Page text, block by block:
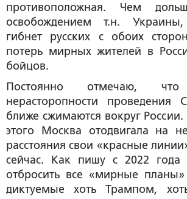
противоположная. Чем
освобождением т.н.
гибнет русских с обоих
потерь мирных жителей в
бойцов.
Постоянно отмечаю, что
нерасторопности проведения
ближе сжимаются вокруг России.
этого Москва отодвигала на
расстояния свои «красные
сейчас. Как пишу с 2022 года
отбросить все «мирные
диктуемые хоть Трампом,